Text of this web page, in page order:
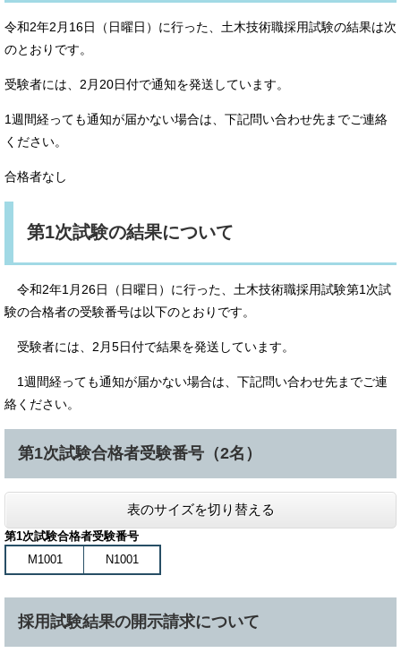
令和2年2月16日（日曜日）に行った、土木技術職採用試験の結果は次
のとおりです。
受験者には、2月20日付で通知を発送しています。
1週間経っても通知が届かない場合は、下記問い合わせ先までご連絡
ください。
合格者なし
第1次試験の結果について
令和2年1月26日（日曜日）に行った、土木技術職採用試験第1次試
験の合格者の受験番号は以下のとおりです。
受験者には、2月5日付で結果を発送しています。
1週間経っても通知が届かない場合は、下記問い合わせ先までご連
絡ください。
第1次試験合格者受験番号（2名）
表のサイズを切り替える
第1次試験合格者受験番号
M1001
N1001
採用試験結果の開示請求について